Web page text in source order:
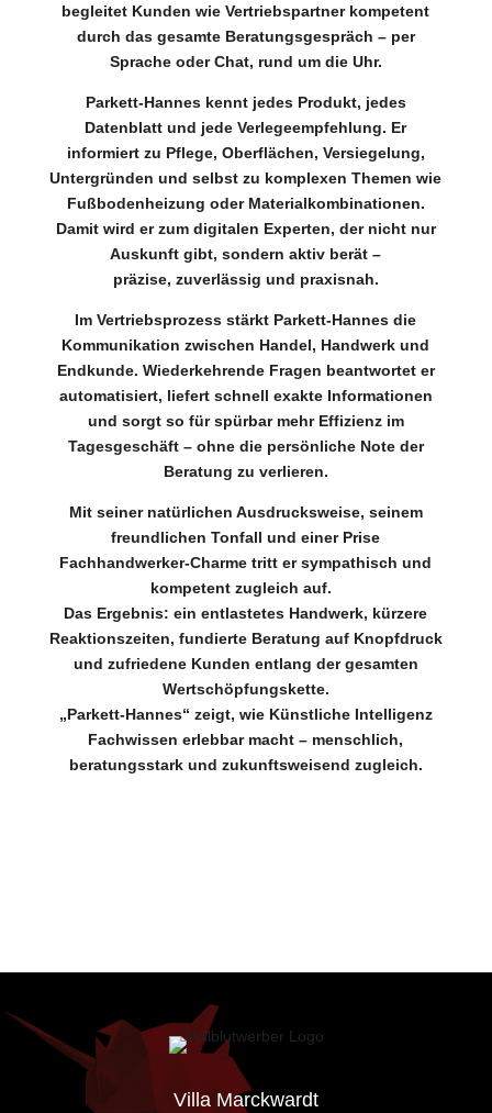
begleitet Kunden wie Vertriebspartner kompetent
durch das gesamte Beratungsgespräch – per
Sprache oder Chat, rund um die Uhr.
Parkett-Hannes kennt jedes Produkt, jedes
Datenblatt und jede Verlegeempfehlung. Er
informiert zu Pflege, Oberflächen, Versiegelung,
Untergründen und selbst zu komplexen Themen wie
Fußbodenheizung oder Materialkombinationen.
Damit wird er zum digitalen Experten, der nicht nur
Auskunft gibt, sondern aktiv berät –
präzise, zuverlässig und praxisnah.
Im Vertriebsprozess stärkt Parkett-Hannes die
Kommunikation zwischen Handel, Handwerk und
Endkunde. Wiederkehrende Fragen beantwortet er
automatisiert, liefert schnell exakte Informationen
und sorgt so für spürbar mehr Effizienz im
Tagesgeschäft – ohne die persönliche Note der
Beratung zu verlieren.
Mit seiner natürlichen Ausdrucksweise, seinem
freundlichen Tonfall und einer Prise
Fachhandwerker-Charme tritt er sympathisch und
kompetent zugleich auf.
Das Ergebnis: ein entlastetes Handwerk, kürzere
Reaktionszeiten, fundierte Beratung auf Knopfdruck
und zufriedene Kunden entlang der gesamten
Wertschöpfungskette.
„Parkett-Hannes“ zeigt, wie Künstliche Intelligenz
Fachwissen erlebbar macht – menschlich,
beratungsstark und zukunftsweisend zugleich.
Villa Marckwardt